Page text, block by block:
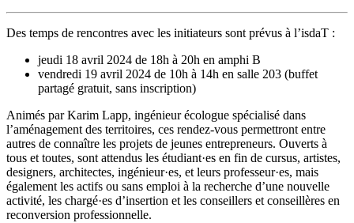
Des temps de rencontres avec les initiateurs sont prévus à l’isdaT :
jeudi 18 avril 2024 de 18h à 20h en amphi B
vendredi 19 avril 2024 de 10h à 14h en salle 203 (buffet
partagé gratuit, sans inscription)
Animés par Karim Lapp, ingénieur écologue spécialisé dans
l’aménagement des territoires, ces rendez-vous permettront entre
autres de connaître les projets de jeunes entrepreneurs. Ouverts à
tous et toutes, sont attendus les étudiant·es en fin de cursus, artistes,
designers, architectes, ingénieur·es, et leurs professeur·es, mais
également les actifs ou sans emploi à la recherche d’une nouvelle
activité, les chargé·es d’insertion et les conseillers et conseillères en
reconversion professionnelle.